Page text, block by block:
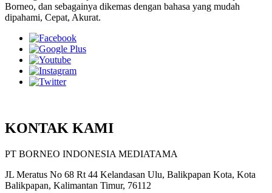
Borneo, dan sebagainya dikemas dengan bahasa yang mudah
dipahami, Cepat, Akurat.
KONTAK KAMI
PT BORNEO INDONESIA MEDIATAMA
JL Meratus No 68 Rt 44 Kelandasan Ulu, Balikpapan Kota, Kota
Balikpapan, Kalimantan Timur, 76112